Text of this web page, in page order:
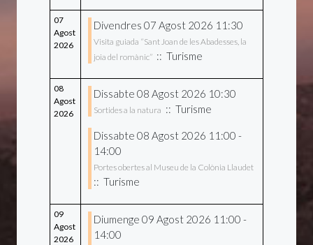
07
Agost
2026
Divendres 07 Agost 2026 11:30
Visita guiada “Sant Joan de les Abadesses, la
joia del romànic” :: Turisme
08
Agost
2026
Dissabte 08 Agost 2026 10:30
Sortides a la natura :: Turisme
Dissabte 08 Agost 2026 11:00 -
14:00
Portes obertes al Museu de la Colònia Llaudet
:: Turisme
09
Agost
2026
Diumenge 09 Agost 2026 11:00 -
14:00